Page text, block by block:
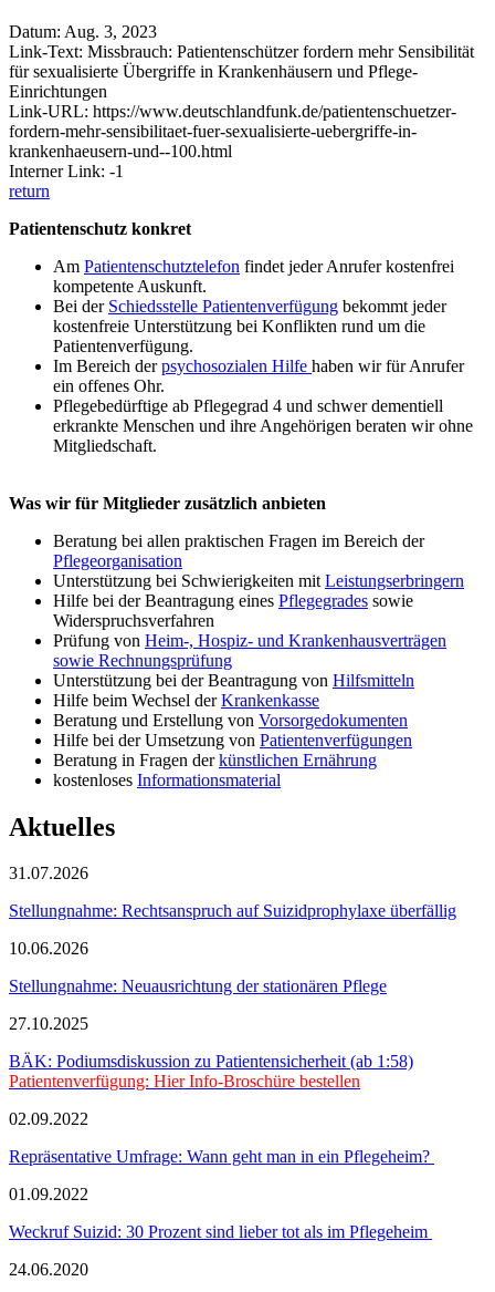
Datum: Aug. 3, 2023
Link-Text: Missbrauch: Patientenschützer fordern mehr Sensibilität
für sexualisierte Übergriffe in Krankenhäusern und Pflege-
Einrichtungen
Link-URL: https://www.deutschlandfunk.de/patientenschuetzer-
fordern-mehr-sensibilitaet-fuer-sexualisierte-uebergriffe-in-
krankenhaeusern-und--100.html
Interner Link: -1
return
Patientenschutz konkret
Am Patientenschutztelefon findet jeder Anrufer kostenfrei
kompetente Auskunft.
Bei der Schiedsstelle Patientenverfügung bekommt jeder
kostenfreie Unterstützung bei Konflikten rund um die
Patientenverfügung.
Im Bereich derpsychosozialen Hilfe haben wir für Anrufer
ein offenes Ohr.
Pflegebedürftige ab Pflegegrad 4 und schwer dementiell
erkrankte Menschen und ihre Angehörigen beraten wir ohne
Mitgliedschaft.
Was wir für Mitglieder zusätzlich anbieten
Beratung bei allen praktischen Fragen im Bereich der
Pflegeorganisation
Unterstützung bei Schwierigkeiten mit Leistungserbringern
Hilfe bei der Beantragung eines Pflegegrades sowie
Widerspruchsverfahren
Prüfung von Heim-, Hospiz- und Krankenhausverträgen
sowie Rechnungsprüfung
Unterstützung bei der Beantragung von Hilfsmitteln
Hilfe beim Wechsel derKrankenkasse
Beratung und Erstellung von Vorsorgedokumenten
Hilfe bei der Umsetzung von Patientenverfügungen
Beratung in Fragen derkünstlichen Ernährung
kostenloses Informationsmaterial
Aktuelles
31.07.2026
Stellungnahme: Rechtsanspruch auf Suizidprophylaxe überfällig
10.06.2026
Stellungnahme: Neuausrichtung der stationären Pflege
27.10.2025
BÄK: Podiumsdiskussion zu Patientensicherheit (ab 1:58)
Patientenverfügung: Hier Info-Broschüre bestellen
02.09.2022
Repräsentative Umfrage: Wann geht man in ein Pflegeheim?
01.09.2022
Weckruf Suizid: 30 Prozent sind lieber tot als im Pflegeheim
24.06.2020